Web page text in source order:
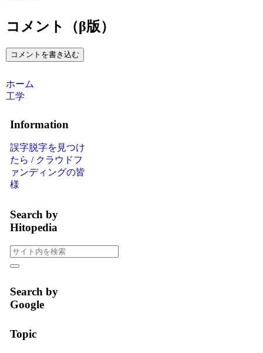
コメント（β版）
コメントを書き込む
ホーム
工学
Information
誤字脱字を見つけ
たら / クラウドフ
ァンディングの皆
様
Search by
Hitopedia
Search by
Google
Topic